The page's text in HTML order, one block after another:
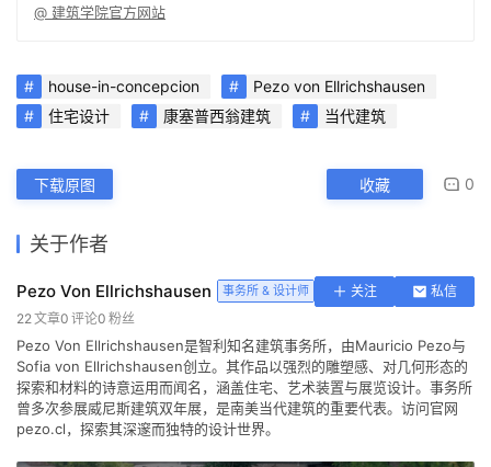
@ 建筑学院官方网站
house-in-concepcion
Pezo von Ellrichshausen
住宅设计
康塞普西翁建筑 当代建筑
下载原图 收藏 0
关于作者
Pezo Von Ellrichshausen 事务所 & 设计师 关注
私信
22文章0 评论0 粉丝
Pezo Von Ellrichshausen是智利知名建筑事务所，由Mauricio Pezo与
Sofia von Ellrichshausen创立。其作品以强烈的雕塑感、对几何形态的
探索和材料的诗意运用而闻名，涵盖住宅、艺术装置与展览设计。事务所
曾多次参展威尼斯建筑双年展，是南美当代建筑的重要代表。访问官网
pezo.cl，探索其深邃而独特的设计世界。